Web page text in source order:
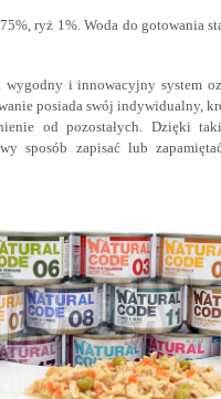
ryż 1%. Woda do gotowania
wygodny i innowacyjny system
posiada swój indywidualny,
od pozostałych. Dzięki
sposób zapisać lub